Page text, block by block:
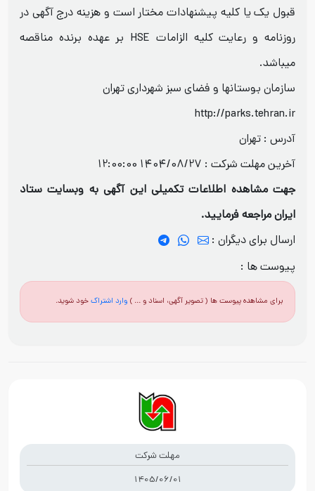
قبول یک یا کلیه پیشنهادات مختار است و هزینه درج آگهی در
روزنامه و رعایت کلیه الزامات HSE بر عهده برنده مناقصه
میباشد.
سازمان بوستانها و فضای سبز شهرداری تهران
http://parks.tehran.ir
آدرس : تهران
آخرین مهلت شرکت : 1404/08/27 12:00:00
جهت مشاهده اطلاعات تکمیلی این آگهی به وبسایت ستاد
ایران مراجعه فرمایید.
ارسال برای دیگران :
پیوست ها :
برای مشاهده پیوست ها ( تصویر آگهی، اسناد و ... ) وارد اشتراکخود شوید.
مهلت شرکت
1405/06/01